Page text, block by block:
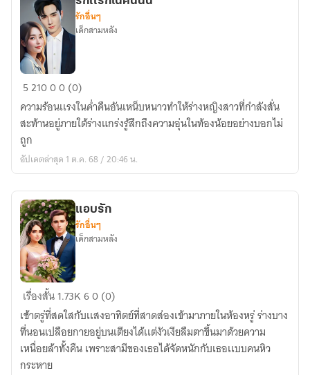
รัก
ใน
คืน
นั้น
รักอื่นๆ
เด็กสามหลัง
521000 (0)
ความร้อนเเรงในค่ำคืนอันเหน็บหนาวทำให้ร่างหญิงสาวที่กำลังสั่น
สะท้านอยู่ภายใต้ร่างแกร่งรู้สึกถึงความอุ่นในท้องน้อยอย่างบอกไม่
ถูก
อัปเดตล่าสุด 1 ต.ค. 68 / 20:46 น.
แอบ
รัก
แอบรัก
รักอื่นๆ
เด็กสามหลัง
เรื่องสั้น1.73K60 (0)
เช้าตรู่ที่สดใสกับเเสงอาทิตย์ที่สาดส่องเข้ามาภายในห้องหรู่ ร่างบาง
ที่นอนเปลือยกายอยู่บนเตียงได้เเต่งัวเงียลืมตาขึ้นมาด้วยความ
เหนื่อยล้าทั้งคืน เพราะสามีของเธอได้จัดหนักกับเธอเเบบคนหิว
กระหาย